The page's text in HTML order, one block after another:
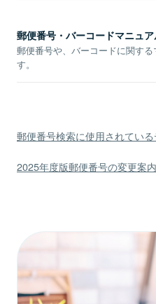
郵便番号・バーコードマニュ
郵便番号や、バーコードに関す
す。
郵便番号検索に使用されてい
2025年度版郵便番号の変更案内